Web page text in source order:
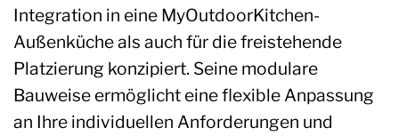
Integration in eine MyOutdoorKitchen-
Außenküche als auch für die freistehende
Platzierung konzipiert. Seine modulare
Bauweise ermöglicht eine flexible Anpassung
an Ihre individuellen Anforderungen und